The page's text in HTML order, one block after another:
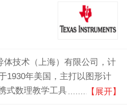
体技术（上海）有限公司，计
1930年美国，主打以图形计
式数理教学工具，全球知名
【展开】